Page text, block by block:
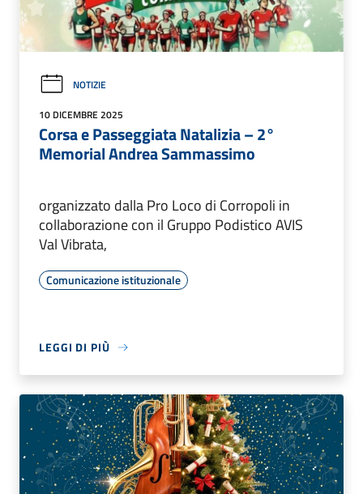
NOTIZIE
10 DICEMBRE 2025
Corsa e Passeggiata Natalizia – 2°
Memorial Andrea Sammassimo
organizzato dalla Pro Loco di Corropoli in
collaborazione con il Gruppo Podistico AVIS
Val Vibrata,
Comunicazione istituzionale
LEGGI DI PIÙ